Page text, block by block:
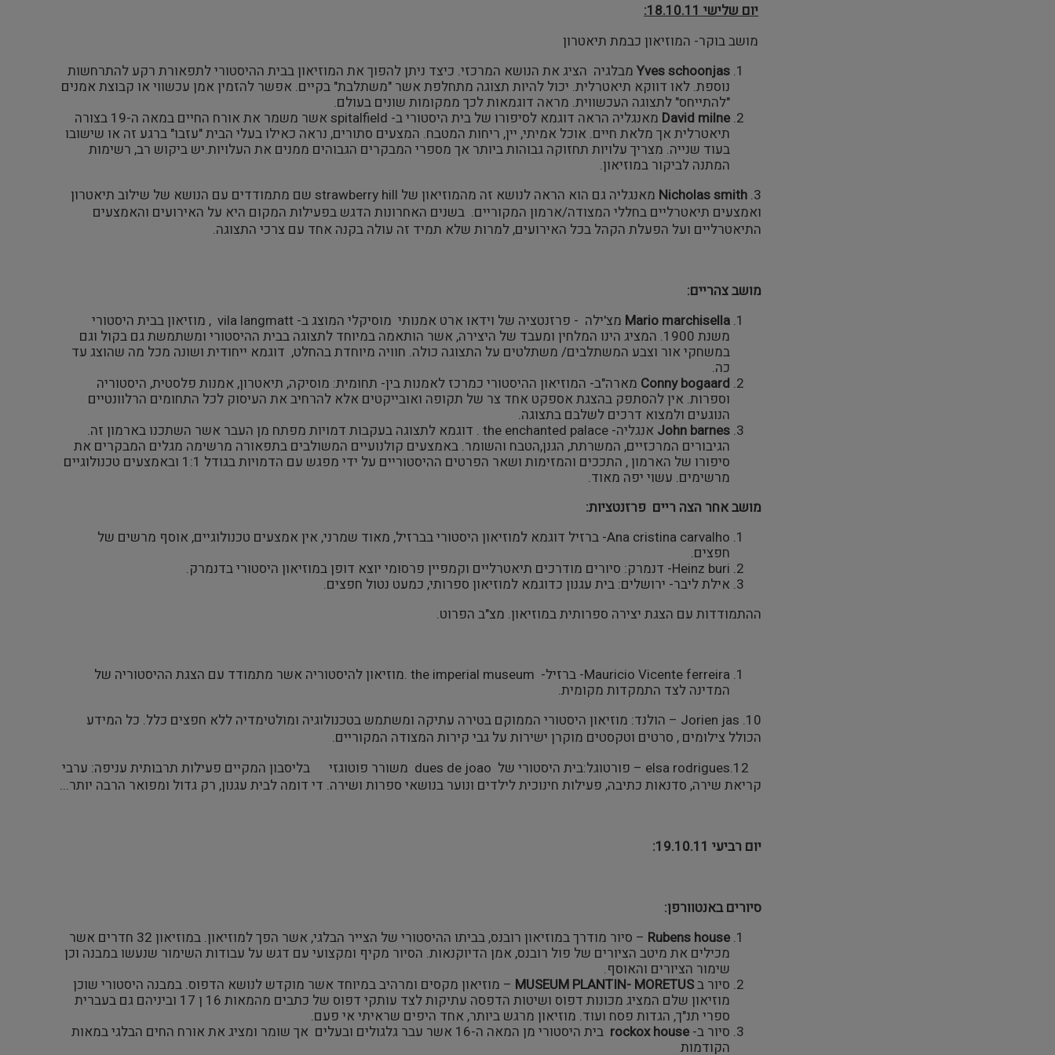
יום שלישי 18.10.11:
מושב בוקר- המוזיאון כבמת תיאטרון
Yves schoonjasמבלגיה הציג את הנושא המרכזי. כיצד ניתן להפוך את המוזיאון בבית ההיסטורי לתפאורת רקע להתרחשות
נוספת. לאו דווקא תיאטרלית. יכול להיות תצוגה מתחלפת אשר "משתלבת" בקיים. אפשר להזמין אמן עכשווי או קבוצת אמנים
"להתייחס" לתצוגה העכשווית. מראה דוגמאות לכך ממקומות שונים בעולם.
David milne
מאנגליה הראה דוגמא לסיפורו של בית היסטורי ב- spitalfield אשר משמר את אורח החיים במאה ה-19 בצורה
תיאטרלית אך מלאת חיים. אוכל אמיתי, יין, ריחות המטבח. המצעים סתורים, נראה כאילו בעלי הבית "עזבו" ברגע זה או שישובו
בעוד שנייה. מצריך עלויות תחזוקה גבוהות ביותר אך מספרי המבקרים הגבוהים ממנים את העלויות.יש ביקוש רב, רשימות
המתנה לביקור במוזיאון.
3.
Nicholas smith
מאנגליה גם הוא הראה לנושא זה מהמוזיאון של strawberry hill שם מתמודדים עם הנושא של שילוב תיאטרון
ואמצעים תיאטרליים בחללי המצודה/ארמון המקוריים. בשנים האחרונות הדגש בפעילות המקום היא על האירועים והאמצעים
התיאטרליים ועל הפעלת הקהל בכל האירועים, למרות שלא תמיד זה עולה בקנה אחד עם צרכי התצוגה.
מושב צהריים:
Mario marchisella
מצ'ילה - פרזנטציה של וידאו ארט אמנותי מוסיקלי המוצג ב- vila langmatt , מוזיאון בבית היסטורי
משנת 1900. המציג הינו המלחין ומעבד של היצירה, אשר הותאמה במיוחד לתצוגה בבית ההיסטורי ומשתמשת גם בקול וגם
במשחקי אור וצבע המשתלבים/ משתלטים על התצוגה כולה. חוויה מיוחדת בהחלט, דוגמא ייחודית ושונה מכל מה שהוצג עד
כה.
Conny bogaard מארה"ב- המוזיאון ההיסטורי כמרכז לאמנות בין- תחומית: מוסיקה, תיאטרון, אמנות פלסטית, היסטוריה
וספרות. אין להסתפק בהצגת אספקט אחד צר של תקופה ואובייקטים אלא להרחיב את העיסוק לכל התחומים הרלוונטיים
הנוגעים ולמצוא דרכים לשלבם בתצוגה.
John barnes
אנגליה- the enchanted palace . דוגמא לתצוגה בעקבות דמויות מפתח מן העבר אשר השתכנו בארמון זה.
הגיבורים המרכזיים, המשרתת, הגנן,הטבח והשומר. באמצעים קולנועיים המשולבים בתפאורה מרשימה מגלים המבקרים את
סיפורו של הארמון , התככים והמזימות ושאר הפרטים ההיסטוריים על ידי מפגש עם הדמויות בגודל 1:1 ובאמצעים טכנולוגיים
מרשימים. עשוי יפה מאוד.
מושב אחר הצה ריים פרזנטציות:
Ana cristina carvalho- ברזיל דוגמא למוזיאון היסטורי בברזיל, מאוד שמרני, אין אמצעים טכנולוגיים, אוסף מרשים של
חפצים.
Heinz buri- דנמרק: סיורים מודרכים תיאטרליים וקמפיין פרסומי יוצא דופן במוזיאון היסטורי בדנמרק.
אילת ליבר- ירושלים: בית עגנון כדוגמא למוזיאון ספרותי, כמעט נטול חפצים.
ההתמודדות עם הצגת יצירה ספרותית במוזיאון. מצ"ב הפרוט.
Mauricio Vicente ferreira- ברזיל- the imperial museum .מוזיאון להיסטוריה אשר מתמודד עם הצגת ההיסטוריה של
המדינה לצד התמקדות מקומית.
10. Jorien jas – הולנד: מוזיאון היסטורי הממוקם בטירה עתיקה ומשתמש בטכנולוגיה ומולטימדיה ללא חפצים כלל. כל המידע
הכולל צילומים , סרטים וטקסטים מוקרן ישירות על גבי קירות המצודה המקוריים.
12.elsa rodrigues – פורטוגל:בית היסטורי של dues de joao משורר פוטוגזי בליסבון המקיים פעילות תרבותית עניפה: ערבי
קריאת שירה, סדנאות כתיבה, פעילות חינוכית לילדים ונוער בנושאי ספרות ושירה. די דומה לבית עגנון, רק גדול ומפואר הרבה יותר...
יום רביעי 19.10.11:
סיורים באנטוורפן:
Rubens house
– סיור מודרך במוזיאון רובנס, בביתו ההיסטורי של הצייר הבלגי, אשר הפך למוזיאון. במוזיאון 32 חדרים אשר
מכילים את מיטב הציורים של פול רובנס, אמן הדיוקנאות. הסיור מקיף ומקצועי עם דגש על עבודות השימור שנעשו במבנה וכן
שימור הציורים והאוסף.
סיור בMUSEUM PLANTIN- MORETUS – מוזיאון מקסים ומרהיב במיוחד אשר מוקדש לנושא הדפוס. במבנה היסטורי שוכן
מוזיאון שלם המציג מכונות דפוס ושיטות הדפסה עתיקות לצד עותקי דפוס של כתבים מהמאות 16 ן 17 וביניהם גם בעברית
ספרי תנ"ך, הגדות פסח ועוד. מוזיאון מרגש ביותר, אחד היפים שראיתי אי פעם.
סיור ב-rockox house
בית היסטורי מן המאה ה-16 אשר עבר גלגולים ובעלים אך שומר ומציג את אורח החים הבלגי במאות
הקודמות